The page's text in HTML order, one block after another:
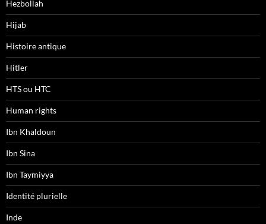
Hezbollah
Hijab
Histoire antique
Hitler
HTS ou HTC
Human rights
Ibn Khaldoun
Ibn Sina
Ibn Taymiyya
Identité plurielle
Inde